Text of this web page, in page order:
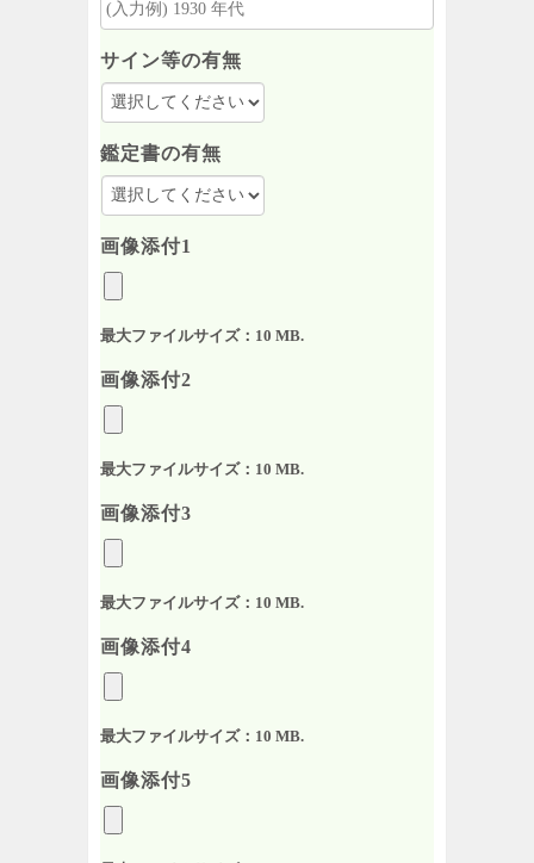
サイン等の有無
鑑定書の有無
画像添付1
最大ファイルサイズ：10 MB.
画像添付2
最大ファイルサイズ：10 MB.
画像添付3
最大ファイルサイズ：10 MB.
画像添付4
最大ファイルサイズ：10 MB.
画像添付5